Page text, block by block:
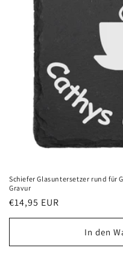
Schiefer Glasuntersetzer rund für
Gravur
Normaler
Preis
€14,95 EUR
In den